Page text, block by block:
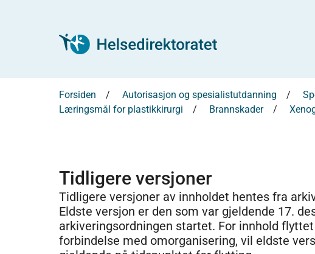
Forsiden Autorisasjon og spesialistutdanning
Læringsmål for plastikkirurgi
Brannskader
Tidligere versjoner
Tidligere versjoner av innholdet hentes fra
Eldste versjon er den som var gjeldende 17.
arkiveringsordningen startet. For innhold
forbindelse med omorganisering, vil eldste